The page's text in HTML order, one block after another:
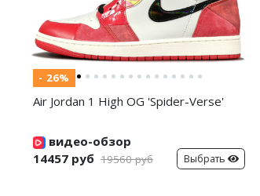
- 26%
Air Jordan 1 High OG 'Spider-Verse'
видео-обзор
14457 руб 19560 руб Выбрать